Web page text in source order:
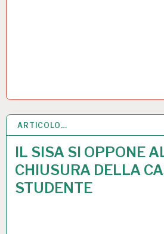
ARTICOLO…
IL SISA SI OPPONE
CHIUSURA DELLA
STUDENTE
1 APR 2025